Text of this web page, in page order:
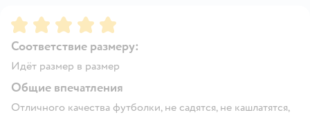
Рейтинг:5
Соответствие размеру:
Идёт размер в размер
Общие впечатления
Отличного качества футболки, не садятся, не кашлатятся,